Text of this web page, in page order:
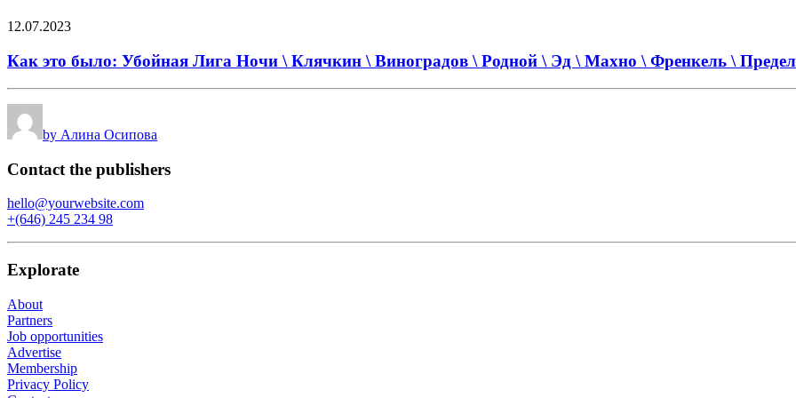
12.07.2023
Как это было: Убойная Лига Ночи \ Клячкин \ Виноградов \ Родной \ Эд \ Махно \ Френкель \
by Алина Осипова
Contact the publishers
hello@yourwebsite.com
+(646) 245 234 98
Explorate
About
Partners
Job opportunities
Advertise
Membership
Privacy Policy